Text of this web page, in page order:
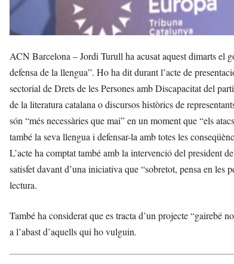
ACN Barcelona – Jordi Turull ha acusat aquest dimarts el
defensa de la llengua”. Ho ha dit durant l’acte de
sectorial de Drets de les Persones amb Discapacitat del
de la literatura catalana o discursos històrics de
són “més necessàries que mai” en un moment que “els
també la seva llengua i defensar-la amb totes les
L’acte ha comptat també amb la intervenció del president
satisfet davant d’una iniciativa que “sobretot, pensa en les
lectura.
També ha considerat que es tracta d’un projecte “gairebé
a l’abast d’aquells qui ho vulguin.